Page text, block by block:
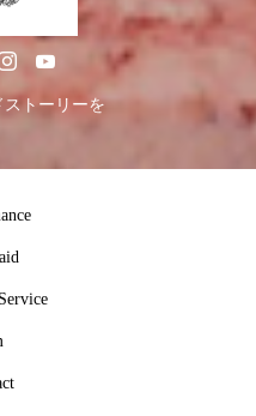
トーリーを